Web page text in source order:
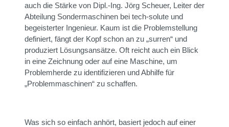
auch die Stärke von Dipl.-Ing. Jörg Scheuer, Leiter der
Abteilung Sondermaschinen bei tech-solute und
begeisterter Ingenieur. Kaum ist die Problemstellung
definiert, fängt der Kopf schon an zu „surren“ und
produziert Lösungsansätze. Oft reicht auch ein Blick
in eine Zeichnung oder auf eine Maschine, um
Problemherde zu identifizieren und Abhilfe für
„Problemmaschinen“ zu schaffen.
Was sich so einfach anhört, basiert jedoch auf einer